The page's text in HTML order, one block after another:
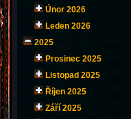
Únor 2026
Leden 2026
2025
Prosinec 2025
Listopad 2025
Říjen 2025
Září 2025